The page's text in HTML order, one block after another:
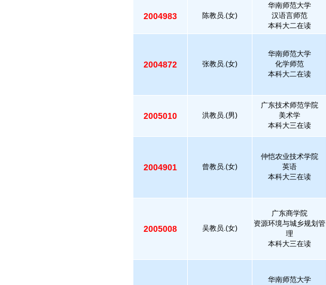
2004983 陈教员.(女)
华南师范大学
汉语言师范
本科大二在读
2004872 张教员.(女)
华南师范大学
化学师范
本科大二在读
2005010 洪教员.(男)
广东技术师范学院
美术学
本科大三在读
2004901 曾教员.(女)
仲恺农业技术学院
英语
本科大三在读
2005008 吴教员.(女)
广东商学院
资源环境与城乡规划管
理
本科大三在读
华南师范大学